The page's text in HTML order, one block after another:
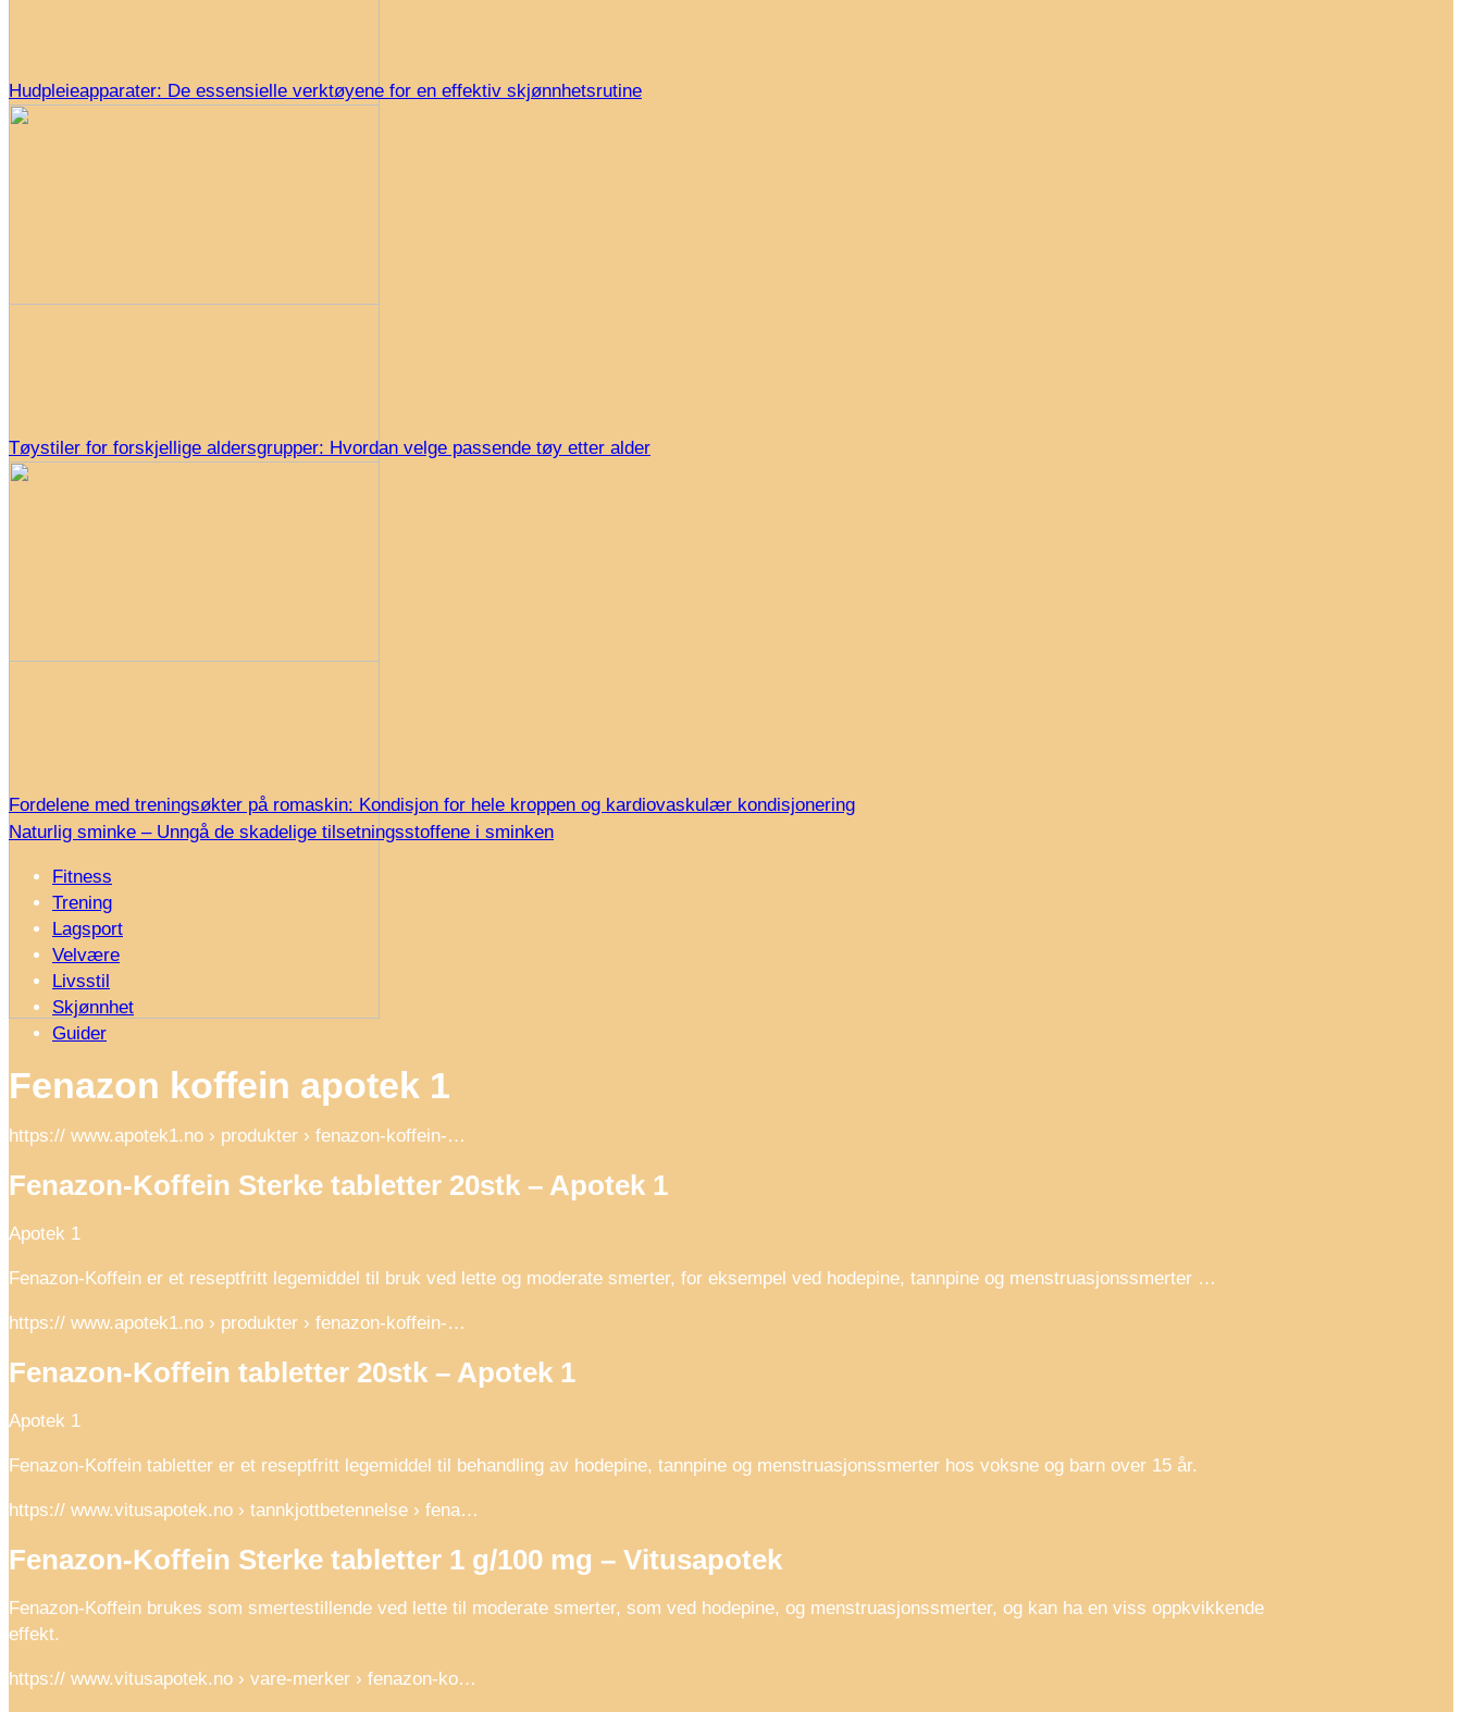
Hudpleieapparater: De essensielle verktøyene for en effektiv skjønnhetsrutine
Tøystiler for forskjellige aldersgrupper: Hvordan velge passende tøy etter alder
Fordelene med treningsøkter på romaskin: Kondisjon for hele kroppen og kardiovaskulær kondisjonering
Naturlig sminke – Unngå de skadelige tilsetningsstoffene i sminken
Fitness
Trening
Lagsport
Velvære
Livsstil
Skjønnhet
Guider
Fenazon koffein apotek 1
https:// www.apotek1.no › produkter › fenazon-koffein-…
Fenazon-Koffein Sterke tabletter 20stk – Apotek 1
Apotek 1
Fenazon-Koffein er et reseptfritt legemiddel til bruk ved lette og moderate smerter, for eksempel ved hodepine, tannpine og menstruasjonssmerter …
https:// www.apotek1.no › produkter › fenazon-koffein-…
Fenazon-Koffein tabletter 20stk – Apotek 1
Apotek 1
Fenazon-Koffein tabletter er et reseptfritt legemiddel til behandling av hodepine, tannpine og menstruasjonssmerter hos voksne og barn over 15 år.
https:// www.vitusapotek.no › tannkjottbetennelse › fena…
Fenazon-Koffein Sterke tabletter 1 g/100 mg – Vitusapotek
Fenazon-Koffein brukes som smertestillende ved lette til moderate smerter, som ved hodepine, og menstruasjonssmerter, og kan ha en viss oppkvikkende
effekt.
https:// www.vitusapotek.no › vare-merker › fenazon-ko…